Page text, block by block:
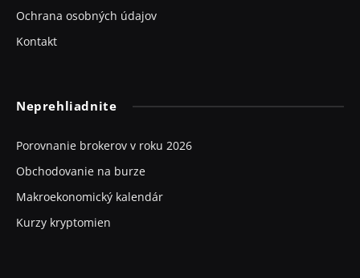
Ochrana osobných údajov
Kontakt
Neprehliadnite
Porovnanie brokerov v roku 2026
Obchodovanie na burze
Makroekonomický kalendár
Kurzy kryptomien